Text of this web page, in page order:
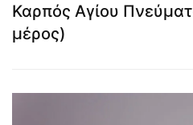
Καρπός Αγίου
μέρος)